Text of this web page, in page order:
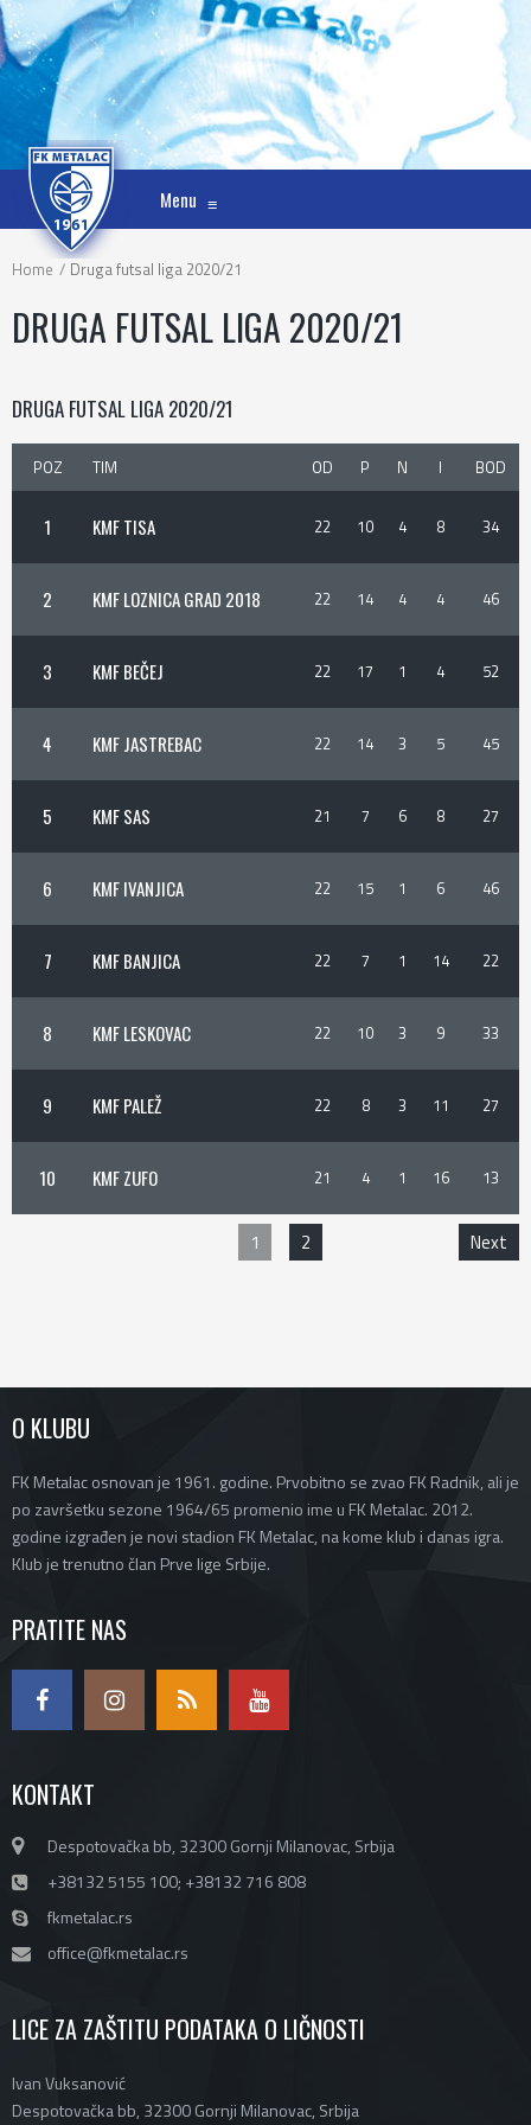
Menu ≡
Home Druga futsal liga 2020/21
DRUGA FUTSAL LIGA 2020/21
DRUGA FUTSAL LIGA 2020/21
POZ TIM OD P N I BOD
1 KMF TISA 22 10 4 8 34
2 KMF LOZNICA GRAD 2018 22 14 4 4 46
3 KMF BEČEJ 22 17 1 4 52
4 KMF JASTREBAC 22 14 3 5 45
5 KMF SAS 21 7 6 8 27
6 KMF IVANJICA 22 15 1 6 46
7 KMF BANJICA 22 7 1 14 22
8 KMF LESKOVAC 22 10 3 9 33
9 KMF PALEŽ 22 8 3 11 27
10 KMF ZUFO 21 4 1 16 13
1 2 Next
O KLUBU
FK Metalac osnovan je 1961. godine. Prvobitno se zvao FK Radnik, ali je
po završetku sezone 1964/65 promenio ime u FK Metalac. 2012.
godine izgrađen je novi stadion FK Metalac, na kome klub i danas igra.
Klub je trenutno član Prve lige Srbije.
PRATITE NAS
KONTAKT
Despotovačka bb, 32300 Gornji Milanovac, Srbija
+38132 5155 100; +38132 716 808
fkmetalac.rs
office@fkmetalac.rs
LICE ZA ZAŠTITU PODATAKA O LIČNOSTI
Ivan Vuksanović
Despotovačka bb, 32300 Gornji Milanovac, Srbija